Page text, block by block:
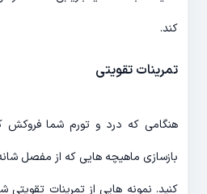
کند.
تمرینات تقویتی
هنگامی که درد و تورم شما فروکش
بازسازی ماهیچه هایی که از مفصل
کنید. نمونه هایی از تمرینات تقویتی